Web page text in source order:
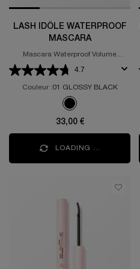
LASH IDÔLE WATERPROOF
MASCARA
Mascara Waterproof Volume
déployé
4.7
Couleur :01 GLOSSY BLACK
Sélectionné
Couleur 01
33,00 €
LOADING ...